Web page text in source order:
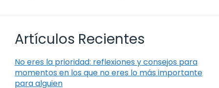
Artículos Recientes
No eres la prioridad: reflexiones y consejos para
momentos en los que no eres lo más importante
para alguien